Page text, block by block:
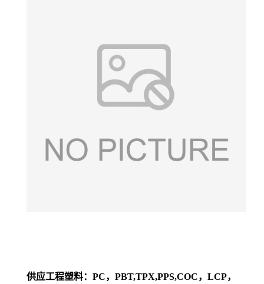
供应工程塑料：PC，PBT,TPX,PPS,COC，LCP，